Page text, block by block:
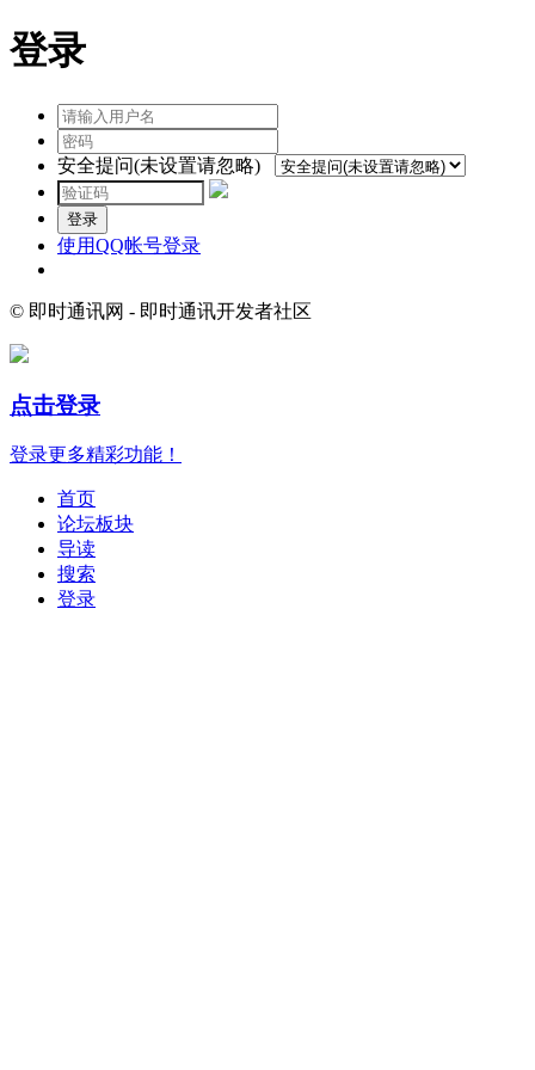
登录
安全提问(未设置请忽略)
登录
使用QQ帐号登录
© 即时通讯网 - 即时通讯开发者社区
点击登录
登录更多精彩功能！
首页
论坛板块
导读
搜索
登录